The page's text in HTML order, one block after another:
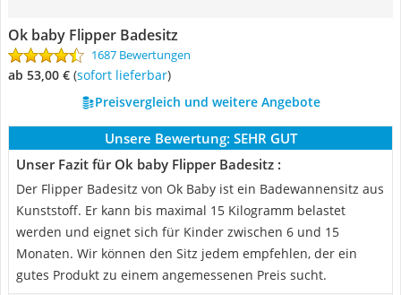
Ok baby Flipper Badesitz
1687 Bewertungen
ab 53,00 € ( Sofort lieferbar)
Preisvergleich und weitere Angebote
Unsere Bewertung: SEHR GUT
Unser Fazit für Ok baby Flipper Badesitz :
Der Flipper Badesitz von Ok Baby ist ein Badewannensitz aus
Kunststoff. Er kann bis maximal 15 Kilogramm belastet
werden und eignet sich für Kinder zwischen 6 und 15
Monaten. Wir können den Sitz jedem empfehlen, der ein
gutes Produkt zu einem angemessenen Preis sucht.